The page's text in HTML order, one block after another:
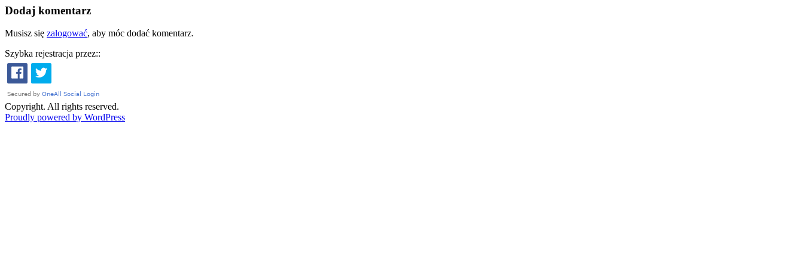
Dodaj komentarz
Musisz się zalogować, aby móc dodać komentarz.
Szybka rejestracja przez::
Copyright. All rights reserved.
Proudly powered by WordPress